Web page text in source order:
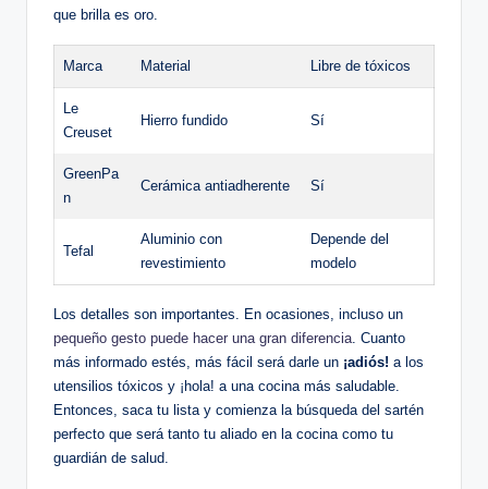
que brilla es oro.
Marca Material Libre de tóxicos
Le
Creuset
Hierro fundido Sí
GreenPa
n
Cerámica antiadherente Sí
Tefal
Aluminio con
revestimiento
Depende del
modelo
Los detalles son importantes. En ocasiones, incluso un
pequeño gesto puede hacer una gran diferencia . Cuanto
más informado estés, más fácil será darle un ¡adiós! a los
utensilios tóxicos y ¡hola! a una cocina más saludable.
Entonces, saca tu lista y comienza la búsqueda del sartén
perfecto que será tanto tu aliado en la cocina como tu
guardián de salud.